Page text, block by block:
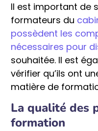
Il est important de
formateurs du
possèdent les
nécessaires pour
souhaitée. Il est
vérifier qu’ils ont
matière de
La qualité des
formation